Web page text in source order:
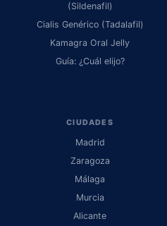
(Sildenafil)
Cialis Genérico (Tadalafil)
Kamagra Oral Jelly
Guía: ¿Cuál elijo?
CIUDADES
Madrid
Zaragoza
Málaga
Murcia
Alicante